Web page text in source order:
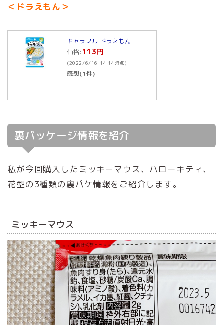
＜ドラえもん＞
キャラフル ドラえもん
価格: 113円
(2022/6/16 14:14時点)
感想(1件)
裏パッケージ情報を紹介
私が今回購入したミッキーマウス、ハローキティ、
花型の3種類の裏パケ情報をご紹介します。
ミッキーマウス